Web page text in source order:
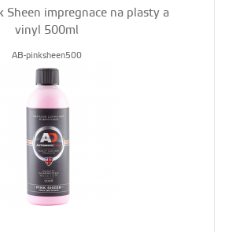
Sheen impregnace na plasty a
vinyl 500ml
AB-pinksheen500